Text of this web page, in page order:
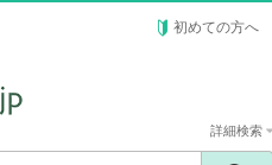
初めての方へ
詳細検索